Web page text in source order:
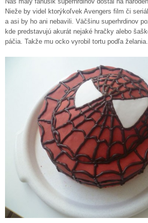
Nieže by videl ktorýkoľvek Avengers film či
a asi by ho ani nebavili. Väčšinu superhrdinov
kde predstavujú akurát nejaké hračky alebo
páčia. Takže mu ocko vyrobil tortu podľa želania.